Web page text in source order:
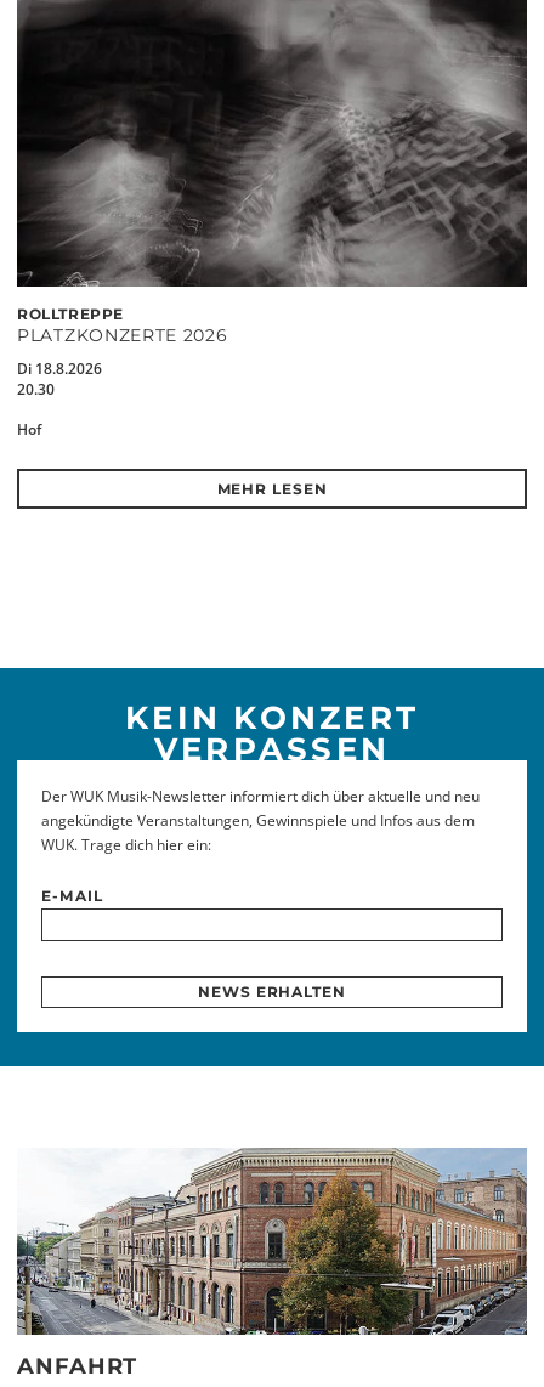
ROLLTREPPE
PLATZKONZERTE 2026
Di 18.8.2026
20.30
Hof
MEHR LESEN
KEIN KONZERT
VERPASSEN
Der WUK Musik-Newsletter informiert dich über aktuelle und neu
angekündigte Veranstaltungen, Gewinnspiele und Infos aus dem
WUK. Trage dich hier ein:
E-MAIL
NEWS ERHALTEN
ANFAHRT